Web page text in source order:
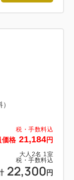
税・手数料込
価格 21,184円
大人 2名 1室
税・手数料込
22,300 円